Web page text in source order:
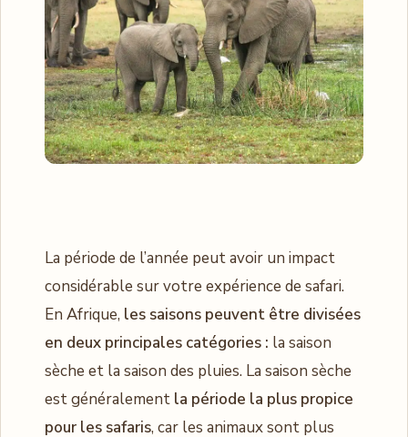
La période de l’année peut avoir un impact
considérable sur votre expérience de safari.
En Afrique, les saisons peuvent être divisées
en deux principales catégories : la saison
sèche et la saison des pluies. La saison sèche
est généralement la période la plus propice
pour les safaris, car les animaux sont plus